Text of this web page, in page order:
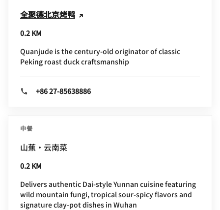
全聚德北京烤鸭
0.2 KM
Quanjude is the century-old originator of classic
Peking roast duck craftsmanship
+86 27-85638886
中餐
山蕉·云南菜
0.2 KM
Delivers authentic Dai-style Yunnan cuisine featuring
wild mountain fungi, tropical sour-spicy flavors and
signature clay-pot dishes in Wuhan